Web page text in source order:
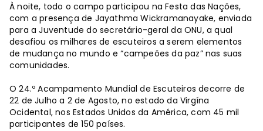
À noite, todo o campo participou na Festa das Nações,
com a presença de Jayathma Wickramanayake, enviada
para a Juventude do secretário-geral da ONU, a qual
desafiou os milhares de escuteiros a serem elementos
de mudança no mundo e “campeões da paz” nas suas
comunidades.
O 24.º Acampamento Mundial de Escuteiros decorre de
22 de Julho a 2 de Agosto, no estado da Virgína
Ocidental, nos Estados Unidos da América, com 45 mil
participantes de 150 países.